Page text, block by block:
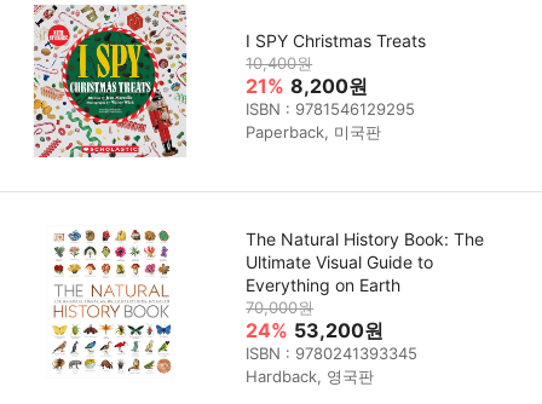
I SPY Christmas Treats
10,400원
21% 8,200원
ISBN : 9781546129295
Paperback, 미국판
The Natural History Book: The
Ultimate Visual Guide to
Everything on Earth
70,000원
24% 53,200원
ISBN : 9780241393345
Hardback, 영국판